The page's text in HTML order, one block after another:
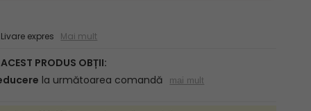
expres Mai mult